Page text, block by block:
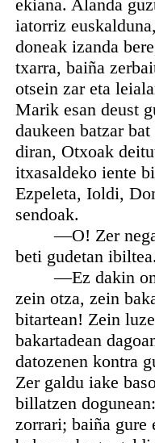
ekiana. Alanda
iatorriz
doneak izanda
txarra, baiña
otsein zar eta
Marik esan deust
daukeen batzar
diran, Otxoak
itxasaldeko iente
Ezpeleta, Ioldi,
sendoak.
—O! Zer
beti gudetan
—Ez dakin
zein otza, zein
bitartean! Zein
bakartadean
datozenen kontra
Zer galdu iake
billatzen
zorrari; baiña gure